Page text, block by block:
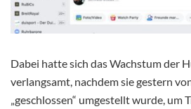
Dabei hatte sich das Wachstum der
verlangsamt, nachdem sie gestern
„geschlossen“ umgestellt wurde, um